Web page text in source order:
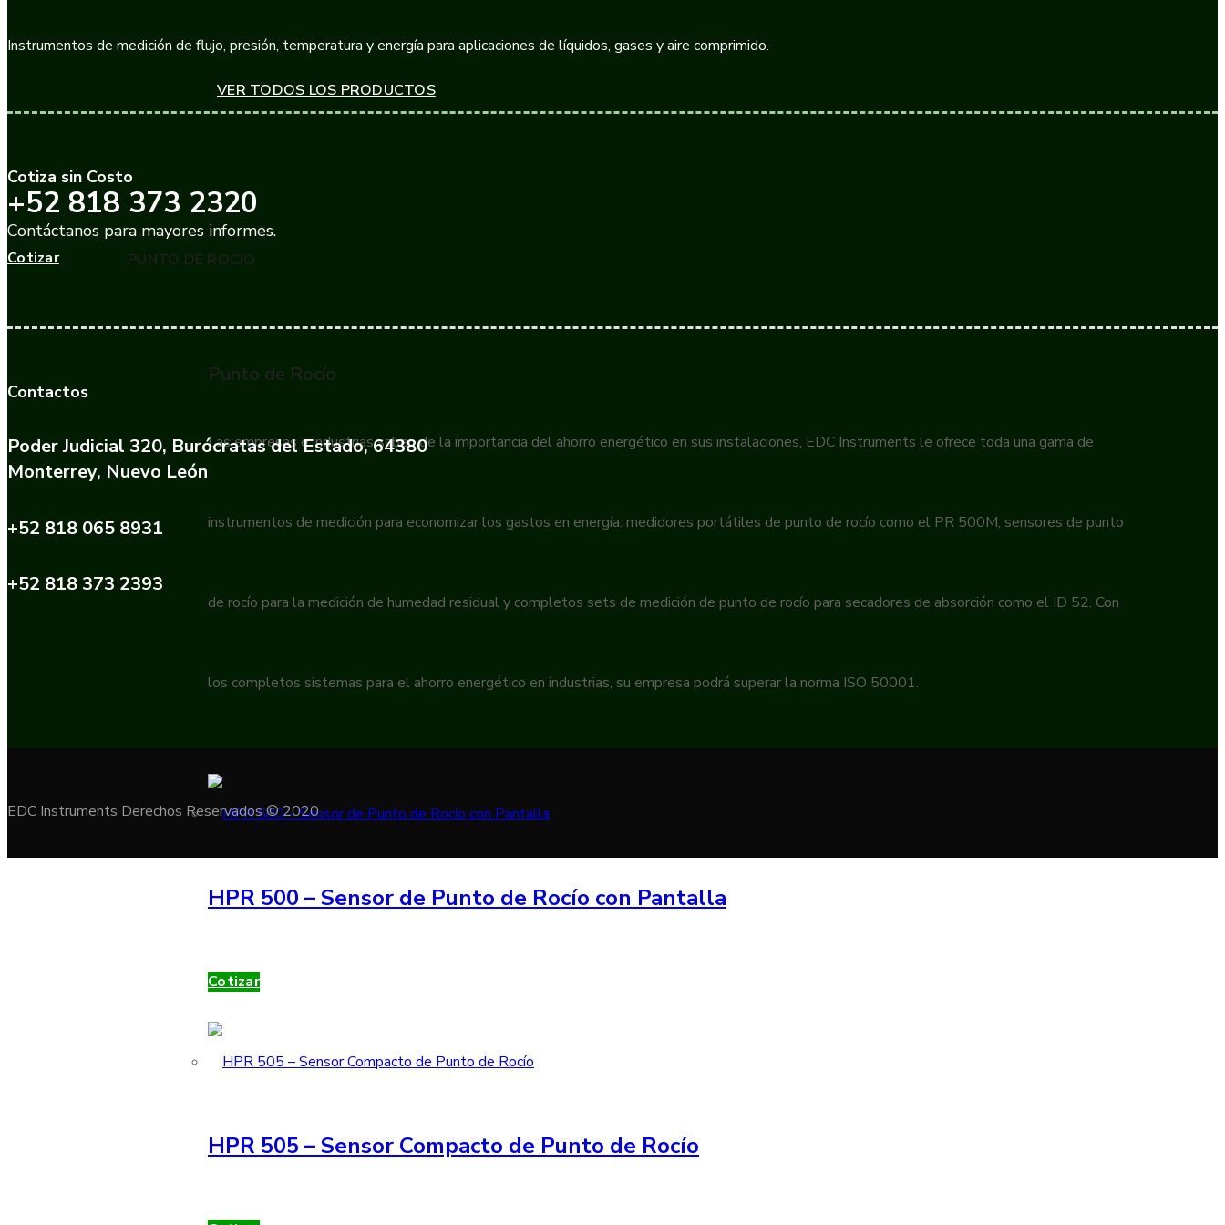
VER TODOS LOS PRODUCTOS
PUNTO DE ROCÍO
Punto de Rocío
Las empresas e industrias saben de la importancia del ahorro energético en sus instalaciones, EDC Instruments le ofrece toda una gama de
instrumentos de medición para economizar los gastos en energía: medidores portátiles de punto de rocío como el PR 500M, sensores de punto
de rocío para la medición de humedad residual y completos sets de medición de punto de rocío para secadores de absorción como el ID 52. Con
los completos sistemas para el ahorro energético en industrias, su empresa podrá superar la norma ISO 50001.
HPR 500 – Sensor de Punto de Rocío con Pantalla
Cotizar
HPR 505 – Sensor Compacto de Punto de Rocío
Instrumentos de medición de flujo, presión, temperatura y energía para aplicaciones de líquidos, gases y aire comprimido.
Cotiza sin Costo
+52 818 373 2320
Contáctanos para mayores informes.
Cotizar
Contactos
Poder Judicial 320, Burócratas del Estado, 64380
Monterrey, Nuevo León
+52 818 065 8931
+52 818 373 2393
EDC Instruments Derechos Reservados © 2020